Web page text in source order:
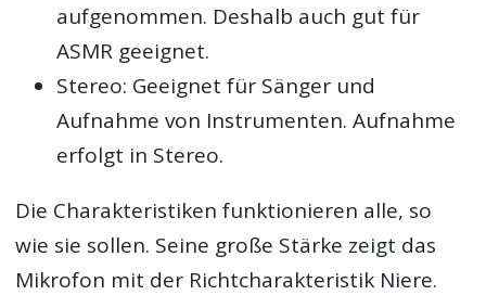
aufgenommen. Deshalb auch gut für
ASMR geeignet.
Stereo: Geeignet für Sänger und
Aufnahme von Instrumenten. Aufnahme
erfolgt in Stereo.
Die Charakteristiken funktionieren alle, so
wie sie sollen. Seine große Stärke zeigt das
Mikrofon mit der Richtcharakteristik Niere.